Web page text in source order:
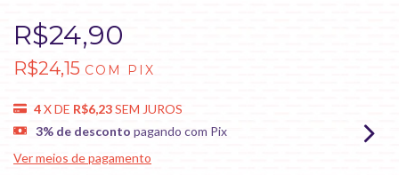
R$24,90
R$24,15 COM PIX
4X DE R$6,23SEM JUROS
3% de desconto pagando com Pix
Ver meios de pagamento